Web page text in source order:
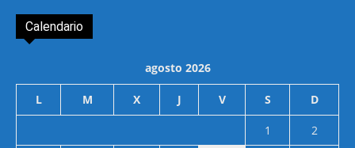
Calendario
agosto 2026
L M X J V S D
1
2